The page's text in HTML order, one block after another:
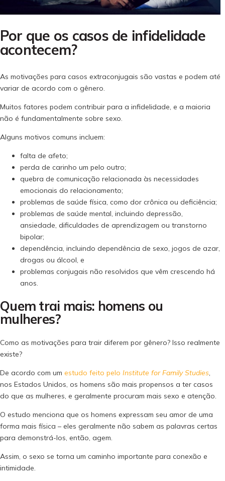
Por que os casos de infidelidade
acontecem?
As motivações para casos extraconjugais são vastas e podem até
variar de acordo com o gênero.
Muitos fatores podem contribuir para a infidelidade, e a maioria
não é fundamentalmente sobre sexo.
Alguns motivos comuns incluem:
falta de afeto;
perda de carinho um pelo outro;
quebra de comunicação relacionada às necessidades
emocionais do relacionamento;
problemas de saúde física, como dor crônica ou deficiência;
problemas de saúde mental, incluindo depressão,
ansiedade, dificuldades de aprendizagem ou transtorno
bipolar;
dependência, incluindo dependência de sexo, jogos de azar,
drogas ou álcool, e
problemas conjugais não resolvidos que vêm crescendo há
anos.
Quem trai mais: homens ou
mulheres?
Como as motivações para trair diferem por gênero? Isso realmente
existe?
De acordo com um estudo feito pelo Institute for Family Studies,
nos Estados Unidos, os homens são mais propensos a ter casos
do que as mulheres, e geralmente procuram mais sexo e atenção.
O estudo menciona que os homens expressam seu amor de uma
forma mais física – eles geralmente não sabem as palavras certas
para demonstrá-los, então, agem.
Assim, o sexo se torna um caminho importante para conexão e
intimidade.